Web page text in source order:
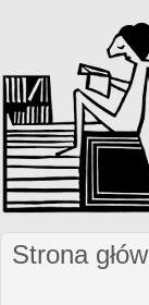
Jesteś tutaj
Strona